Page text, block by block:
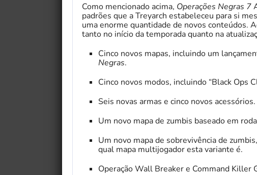
Como mencionado acima, Operações Negras 7
padrões que a Treyarch estabeleceu para si
uma enorme quantidade de novos conteúdos.
tanto no início da temporada quanto na
Cinco novos mapas, incluindo um
Negras.
Cinco novos modos, incluindo “Black Ops
Seis novas armas e cinco novos acessórios.
Um novo mapa de zumbis baseado em
Um novo mapa de sobrevivência de
qual mapa multijogador esta variante é.
Operação Wall Breaker e Command Killer